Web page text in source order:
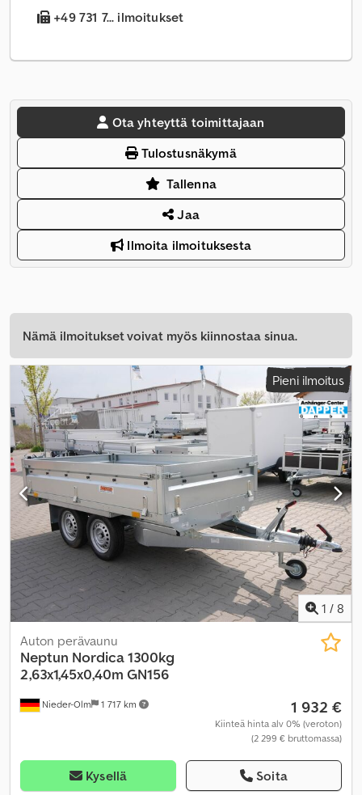
+49 731 7... ilmoitukset
Ota yhteyttä toimittajaan
Tulostusnäkymä
Tallenna
Jaa
Ilmoita ilmoituksesta
Nämä ilmoitukset voivat myös kiinnostaa sinua.
Pieni ilmoitus
1 / 8
Nieder-Olm 1 717 km
Auton perävaunu
Neptun Nordica 1300kg
2,63x1,45x0,40m GN156
1 932 €
Kiinteä hinta alv 0% (veroton)
(2 299 € bruttomassa)
Kysellä Soita